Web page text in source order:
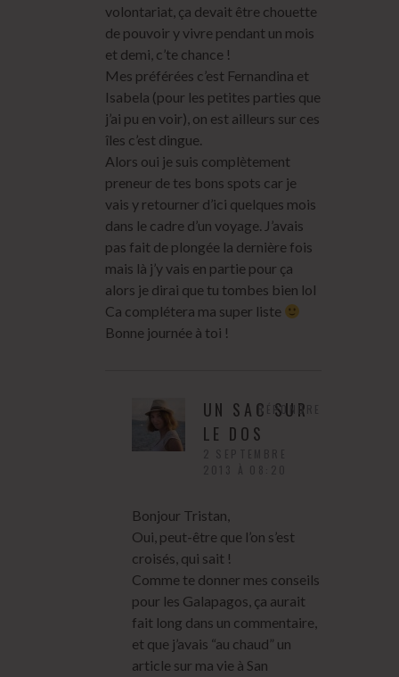
volontariat, ça devait être chouette
de pouvoir y vivre pendant un mois
et demi, c’te chance !
Mes préférées c’est Fernandina et
Isabela (pour les petites parties que
j’ai pu en voir), on est ailleurs sur ces
îles c’est dingue.
Alors oui je suis complètement
preneur de tes bons spots car je
vais y retourner d’ici quelques mois
dans le cadre d’un voyage. J’avais
pas fait de plongée la dernière fois
mais là j’y vais en partie pour ça
alors je dirai que tu tombes bien lol
Ca complétera ma super liste
Bonne journée à toi !
UN SAC SUR
LE DOS
Bonjour Tristan,
Oui, peut-être que l’on s’est
croisés, qui sait !
Comme te donner mes conseils
pour les Galapagos, ça aurait
fait long dans un commentaire,
et que j’avais “au chaud” un
article sur ma vie à San
RÉPONDRE